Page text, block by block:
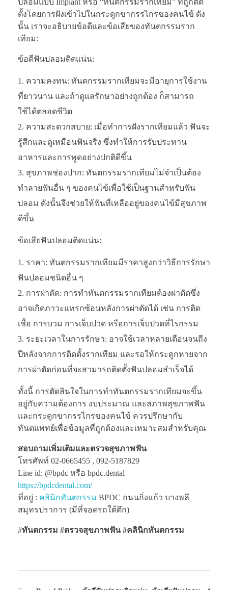
ปลอมแบบ Implant หรือ “ทันตกรรมรากเทียม” ที่ถูกติด
ตั้งโดยการฝังเข้าไปในกระดูกขากรรไกรของคนไข้ ดัง
นั้น เราจะอธิบายข้อดีและข้อเสียของทันตกรรมราก
เทียม:
ข้อดีฟันปลอมติดแน่น:
ความคงทน: ทันตกรรมรากเทียมจะมีอายุการใช้งาน
ที่ยาวนาน และถ้าดูแลรักษาอย่างถูกต้อง ก็สามารถ
ใช้ได้ตลอดชีวิต
ความสะดวกสบาย: เมื่อทำการฝังรากเทียมแล้ว ฟันจะ
รู้สึกและดูเหมือนฟันจริง ซึ่งทำให้การรับประทาน
อาหารและการพูดอย่างปกติดีขึ้น
สุขภาพช่องปาก: ทันตกรรมรากเทียมไม่จำเป็นต้อง
ทำลายฟันอื่น ๆ ของคนไข้เพื่อใช้เป็นฐานสำหรับฟัน
ปลอม ดังนั้นจึงช่วยให้ฟันที่เหลืออยู่ของคนไข้มีสุขภาพ
ดีขึ้น
ข้อเสียฟันปลอมติดแน่น:
ราคา: ทันตกรรมรากเทียมมีราคาสูงกว่าวิธีการรักษา
ฟันปลอมชนิดอื่น ๆ
การผ่าตัด: การทำทันตกรรมรากเทียมต้องผ่าตัดซึ่ง
อาจเกิดภาวะแทรกซ้อนหลังการผ่าตัดได้ เช่น การติด
เชื้อ การบวม การเจ็บปวด หรือการเจ็บปวดที่ไรกรรม
ระยะเวลาในการรักษา: อาจใช้เวลาหลายเดือนจนถึง
ปีหลังจากการติดตั้งรากเทียม และรอให้กระดูกหายจาก
การผ่าตัดก่อนที่จะสามารถติดตั้งฟันปลอมสำเร็จได้
ทั้งนี้ การตัดสินใจในการทำทันตกรรมรากเทียมจะขึ้น
อยู่กับความต้องการ งบประมาณ และสภาพสุขภาพฟัน
และกระดูกขากรรไกรของคนไข้ ควรปรึกษากับ
ทันตแพทย์เพื่อข้อมูลที่ถูกต้องและเหมาะสมสำหรับคุณ
สอบถามเพิ่มเติมและตรวจสุขภาพฟัน
โทรศัพท์ 02-0665455 , 092-5187829
Line id: @bpdc หรือ bpdc.dental
https://bpdcdental.com/
ที่อยู่ : คลินิกทันตกรรม BPDC ถนนกิ่งแก้ว บางพลี
สมุทรปราการ (มีที่จอดรถใต้ตึก)
#ทันตกรรม #ตรวจสุขภาพฟัน #คลินิกทันตกรรม